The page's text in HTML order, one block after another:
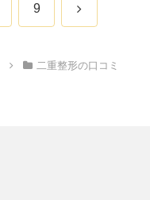
9 次
二重整形の口コミ